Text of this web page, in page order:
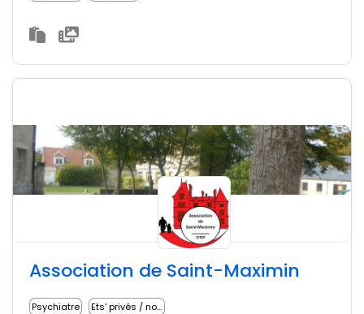
Association de Saint-Maximin
Psychiatre Ets' privés / non lucratifs